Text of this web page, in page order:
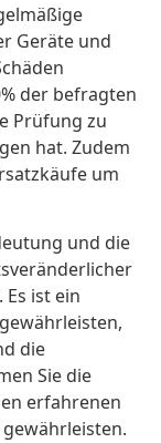
Geräte und
der befragten
Prüfung zu
hat. Zudem
um
und die
ist ein
die
Sie die
erfahrenen